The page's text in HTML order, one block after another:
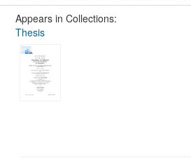
Appears in Collections:
Thesis